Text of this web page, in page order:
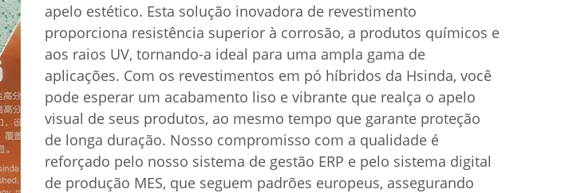
apelo estético. Esta solução inovadora de revestimento
proporciona resistência superior à corrosão, a produtos químicos e
aos raios UV, tornando-a ideal para uma ampla gama de
aplicações. Com os revestimentos em pó híbridos da Hsinda, você
pode esperar um acabamento liso e vibrante que realça o apelo
visual de seus produtos, ao mesmo tempo que garante proteção
de longa duração. Nosso compromisso com a qualidade é
reforçado pelo nosso sistema de gestão ERP e pelo sistema digital
de produção MES, que seguem padrões europeus, assegurando